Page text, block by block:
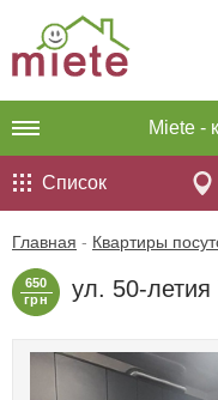
Miete -
Список
Главная - Квартиры
650
грн
ул. 50-